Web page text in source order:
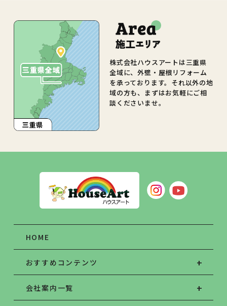
株式会社ハウスアートは三重県
全域に、外壁・屋根リフォーム
を承っております。それ以外の地
域の方も、まずはお気軽にご相
談くださいませ。
HOME
おすすめコンテンツ
会社案内一覧